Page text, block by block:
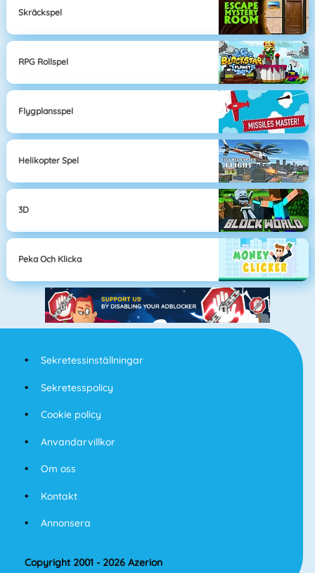
Skräckspel
RPG Rollspel
Flygplansspel
Helikopter Spel
3D
Peka Och Klicka
Sekretessinställningar
Sekretesspolicy
Cookie policy
Anvandarvillkor
Om oss
Kontakt
Annonsera
Copyright 2001 - 2026 Azerion